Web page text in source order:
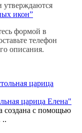
утверждаются
икон”
формой в
телефон
описания.
царица Елена"
создана с помощью
..